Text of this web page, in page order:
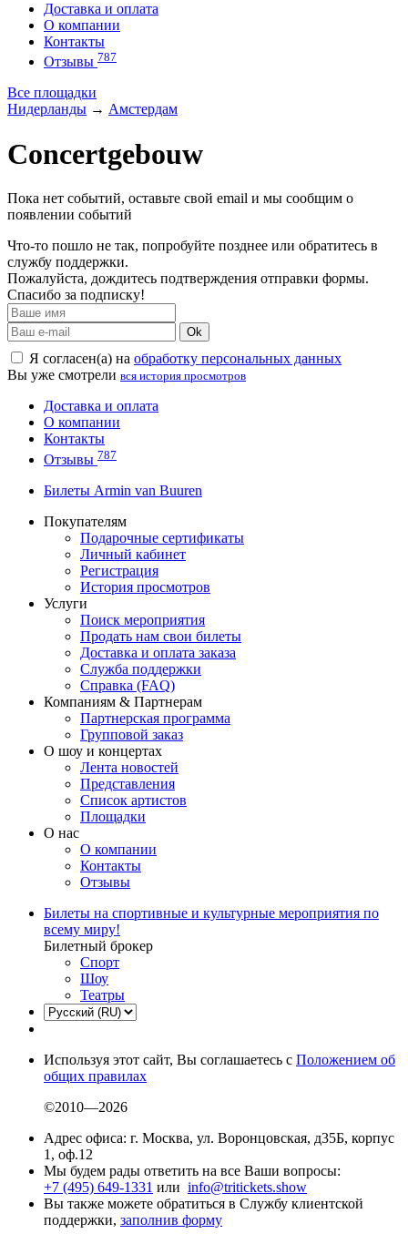
Доставка и оплата
О компании
Контакты
Отзывы 787
Все площадки
Нидерланды → Амстердам
Concertgebouw
Пока нет событий, оставьте свой email и мы сообщим о
появлении событий
Что-то пошло не так, попробуйте позднее или обратитесь в
службу поддержки.
Пожалуйста, дождитесь подтверждения отправки формы.
Спасибо за подписку!
Ok
Я согласен(а) на обработку персональных данных
Вы уже смотрели вся история просмотров
Доставка и оплата
О компании
Контакты
Отзывы 787
Билеты Armin van Buuren
Покупателям
Подарочные сертификаты
Личный кабинет
Регистрация
История просмотров
Услуги
Поиск мероприятия
Продать нам свои билеты
Доставка и оплата заказа
Служба поддержки
Справка (FAQ)
Компаниям & Партнерам
Партнерская программа
Групповой заказ
О шоу и концертах
Лента новостей
Представления
Список артистов
Площадки
О нас
О компании
Контакты
Отзывы
Билеты на спортивные и культурные мероприятия по
всему миру!
Билетный брокер
Спорт
Шоу
Театры
Используя этот сайт, Вы соглашаетесь с Положением об
общих правилах
©2010—2026
Адрес офиса: г. Москва, ул. Воронцовская, д35Б, корпус
1, оф.12
Мы будем рады ответить на все Ваши вопросы:
+7 (495) 649-1331 или info@tritickets.show
Вы также можете обратиться в Службу клиентской
поддержки, заполнив форму